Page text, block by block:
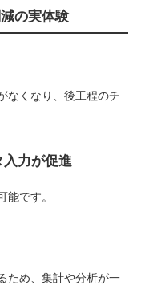
の実体験
なくなり、後工程のチ
入力が促進
です。
ため、集計や分析が一